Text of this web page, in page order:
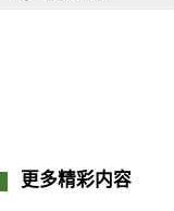
更多精彩内容